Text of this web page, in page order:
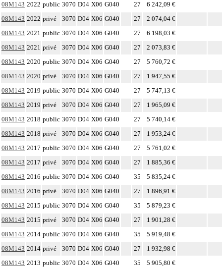
08M143 2022 public 3070 D04 X06 G040 27
6 242,09 €
08M143 2022 privé 3070 D04 X06 G040 27
2 074,04 €
08M143 2021 public 3070 D04 X06 G040 27
6 198,03 €
08M143 2021 privé 3070 D04 X06 G040 27
2 073,83 €
08M143 2020 public 3070 D04 X06 G040 27
5 760,72 €
08M143 2020 privé 3070 D04 X06 G040 27
1 947,55 €
08M143 2019 public 3070 D04 X06 G040 27
5 747,13 €
08M143 2019 privé 3070 D04 X06 G040 27
1 965,09 €
08M143 2018 public 3070 D04 X06 G040 27
5 740,14 €
08M143 2018 privé 3070 D04 X06 G040 27
1 953,24 €
08M143 2017 public 3070 D04 X06 G040 27
5 761,02 €
08M143 2017 privé 3070 D04 X06 G040 27
1 885,36 €
08M143 2016 public 3070 D04 X06 G040 35
5 835,24 €
08M143 2016 privé 3070 D04 X06 G040 27
1 896,91 €
08M143 2015 public 3070 D04 X06 G040 35
5 879,23 €
08M143 2015 privé 3070 D04 X06 G040 27
1 901,28 €
08M143 2014 public 3070 D04 X06 G040 35
5 919,48 €
08M143 2014 privé 3070 D04 X06 G040 27
1 932,98 €
08M143 2013 public 3070 D04 X06 G040 35
5 905,80 €